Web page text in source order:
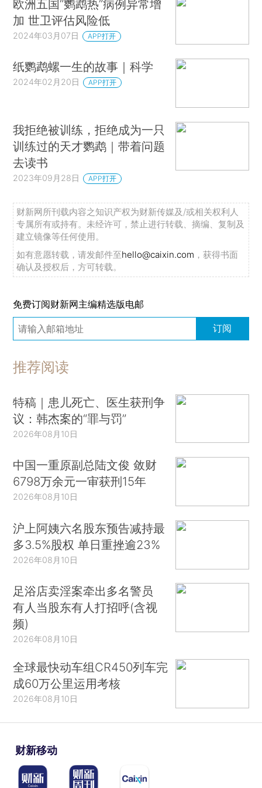
欧洲五国“鹦鹉热”病例异常增
加 世卫评估风险低
2024年03月07日 APP打开
纸鹦鹉螺一生的故事｜科学
2024年02月20日 APP打开
我拒绝被训练，拒绝成为一只
训练过的天才鹦鹉｜带着问题
去读书
2023年09月28日 APP打开
财新网所刊载内容之知识产权为财新传媒及/或相关权利人
专属所有或持有。未经许可，禁止进行转载、摘编、复制及
建立镜像等任何使用。
如有意愿转载，请发邮件至hello@caixin.com ，获得书面
确认及授权后，方可转载。
免费订阅财新网主编精选版电邮
订阅
推荐阅读
特稿｜患儿死亡、医生获刑争
议：韩杰案的“罪与罚”
2026年08月10日
中国一重原副总陆文俊 敛财
6798万余元一审获刑15年
2026年08月10日
沪上阿姨六名股东预告减持最
多3.5%股权 单日重挫逾23%
2026年08月10日
足浴店卖淫案牵出多名警员
有人当股东有人打招呼(含视
频)
2026年08月10日
全球最快动车组CR450列车完
成60万公里运用考核
2026年08月10日
财新移动